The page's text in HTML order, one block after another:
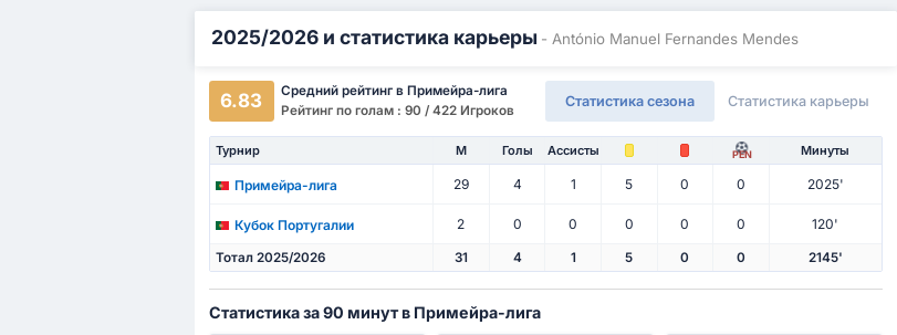
2025/2026 и статистика карьеры - António Manuel Fernandes Mendes
6.83
Средний рейтинг в Примейра-лига
Рейтинг по голам : 90 / 422 Игроков
Статистика сезона Статистика карьеры
Турнир М Голы Ассисты PEN Минуты
Примейра-лига 29 4 1 5 0 0 2025'
Кубок Португалии 2 0 0 0 0 0 120'
Тотал 2025/2026 31 4 1 5 0 0 2145'
Статистика за 90 минут в Примейра-лига